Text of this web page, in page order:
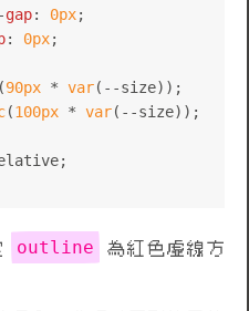
-gap: 0px;
: 0px;
(90px * var(--size));
(100px * var(--size));
outline
為紅色虛線方